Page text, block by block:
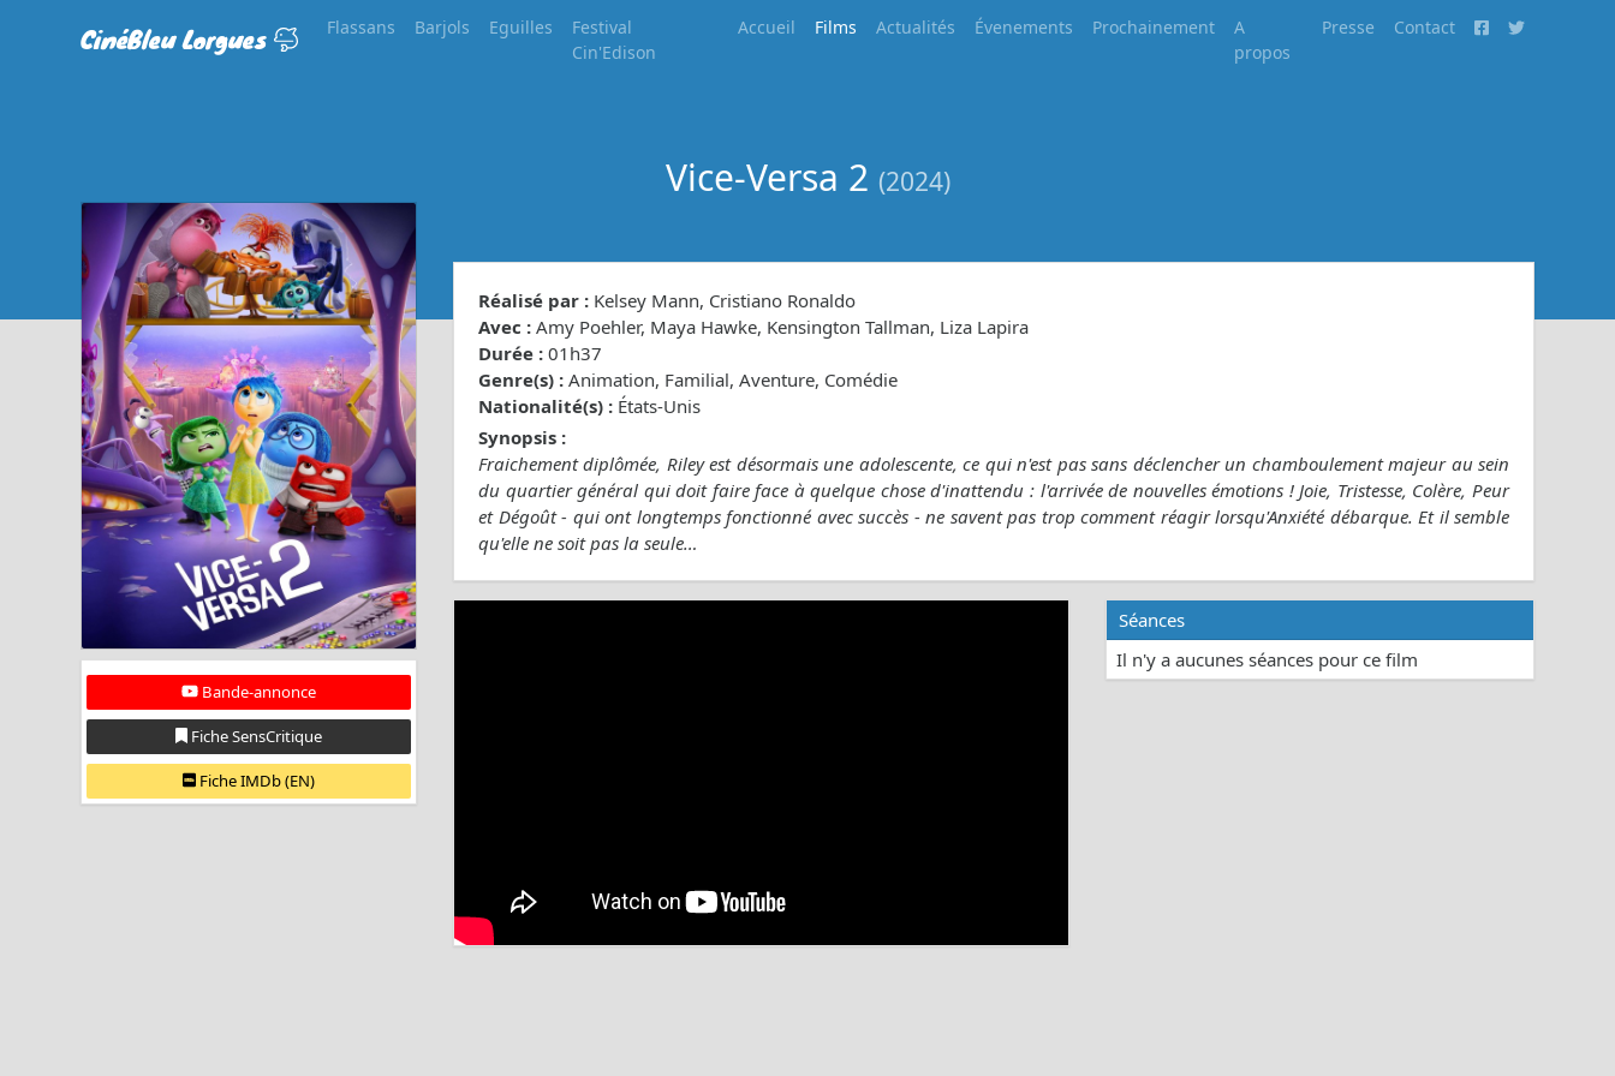
CinéBleu Lorgues Flassans Barjols Eguilles
Festival
Cin'Edison
Accueil Films Actualités Évenements Prochainement
A
propos
Presse Contact
Vice-Versa 2 (2024)
Bande-annonce
Fiche SensCritique
Fiche IMDb (EN)
Réalisé par : Kelsey Mann, Cristiano Ronaldo
Avec : Amy Poehler, Maya Hawke, Kensington Tallman, Liza Lapira
Durée : 01h37
Genre(s) : Animation, Familial, Aventure, Comédie
Nationalité(s) : États-Unis
Synopsis :
Fraichement diplômée, Riley est désormais une adolescente, ce qui n'est pas sans déclencher un chamboulement majeur au sein
du quartier général qui doit faire face à quelque chose d'inattendu : l'arrivée de nouvelles émotions ! Joie, Tristesse, Colère, Peur
et Dégoût - qui ont longtemps fonctionné avec succès - ne savent pas trop comment réagir lorsqu'Anxiété débarque. Et il semble
qu'elle ne soit pas la seule…
Séances
Il n'y a aucunes séances pour ce film